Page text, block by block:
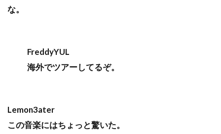
な。
FreddyYUL
海外でツアーしてるぞ。
Lemon3ater
この音楽にはちょっと驚いた。